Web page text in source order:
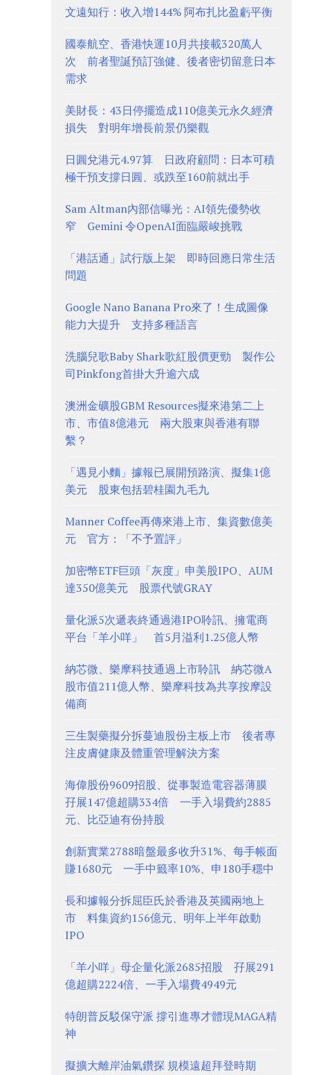
文遠知行：收入增144% 阿布扎比盈虧平衡
國泰航空、香港快運10月共接載320萬人
次 前者聖誕預訂強健、後者密切留意日本
需求
美財長：43日停擺造成110億美元永久經濟
損失 對明年增長前景仍樂觀
日圓兌港元4.97算 日政府顧問：日本可積
極干預支撐日圓、或跌至160前就出手
Sam Altman內部信曝光：AI領先優勢收
窄 Gemini 令OpenAI面臨嚴峻挑戰
「港話通」試行版上架 即時回應日常生活
問題
Google Nano Banana Pro來了！生成圖像
能力大提升 支持多種語言
洗腦兒歌Baby Shark歌紅股價更勁 製作公
司Pinkfong首掛大升逾六成
澳洲金礦股GBM Resources擬來港第二上
市、市值8億港元 兩大股東與香港有聯
繫？
「遇見小麵」據報已展開預路演、擬集1億
美元 股東包括碧桂園九毛九
Manner Coffee再傳來港上市、集資數億美
元 官方：「不予置評」
加密幣ETF巨頭「灰度」申美股IPO、AUM
達350億美元 股票代號GRAY
量化派5次遞表終通過港IPO聆訊、擁電商
平台「羊小咩」 首5月溢利1.25億人幣
納芯微、樂摩科技通過上市聆訊 納芯微A
股市值211億人幣、樂摩科技為共享按摩設
備商
三生製藥擬分拆蔓迪股份主板上市 後者專
注皮膚健康及體重管理解決方案
海偉股份9609招股、從事製造電容器薄膜
孖展147億超購334倍 一手入場費約2885
元、比亞迪有份持股
創新實業2788暗盤最多收升31%、每手帳面
賺1680元 一手中籤率10%、申180手穩中
長和據報分拆屈臣氏於香港及英國兩地上
市 料集資約156億元、明年上半年啟動
IPO
「羊小咩」母企量化派2685招股 孖展291
億超購2224倍、一手入場費4949元
特朗普反駁保守派 撐引進專才體現MAGA精
神
擬擴大離岸油氣鑽探 規模遠超拜登時期